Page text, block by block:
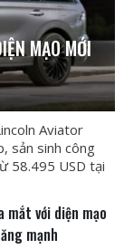
MẠO MỚI
Aviator
sản sinh công
58.495 USD tại
với diện mạo
mạnh